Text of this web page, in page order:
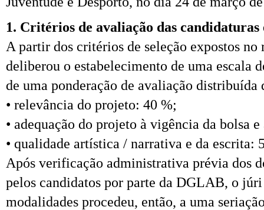
1. Critérios de avaliação das
A partir dos critérios de seleção expostos
deliberou o estabelecimento de uma escala
de uma ponderação de avaliação distribuída
• relevância do projeto: 40 %;
• adequação do projeto à vigência da bolsa
• qualidade artística / narrativa e da escrita:
Após verificação administrativa prévia dos
pelos candidatos por parte da DGLAB, o júri
modalidades procedeu, então, a uma